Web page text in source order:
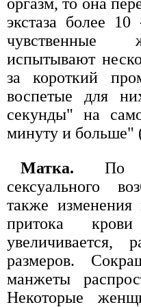
экстаза более
чувственные
испытывают
за короткий
воспетые для
секунды" на
минуту и больше"
Матка. По
сексуального
также изменения
притока
увеличивается,
размеров.
манжеты
Некоторые